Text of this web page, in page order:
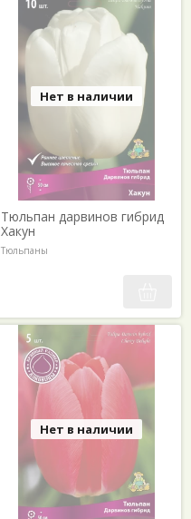
Нет в наличии
Тюльпан дарвинов гибрид
Хакун
Тюльпаны
Нет в наличии